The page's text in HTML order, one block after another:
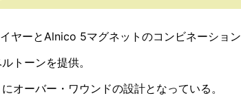
ヤーとAlnico 5マグネットのコンビネーション
トーンを提供。
オーバー・ワウンドの設計となっている。